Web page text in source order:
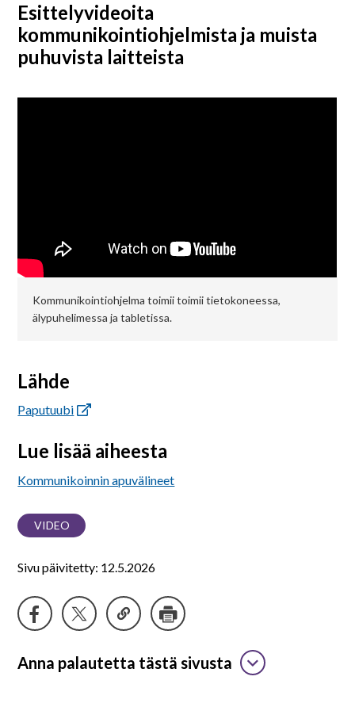
Esittelyvideoita
kommunikointiohjelmista ja muista
puhuvista laitteista
Kommunikointiohjelma toimii toimii tietokoneessa,
älypuhelimessa ja tabletissa.
Lähde
Paputuubi
Lue lisää aiheesta
Kommunikoinnin apuvälineet
VIDEO
Sivu päivitetty: 12.5.2026
Anna palautetta tästä sivusta